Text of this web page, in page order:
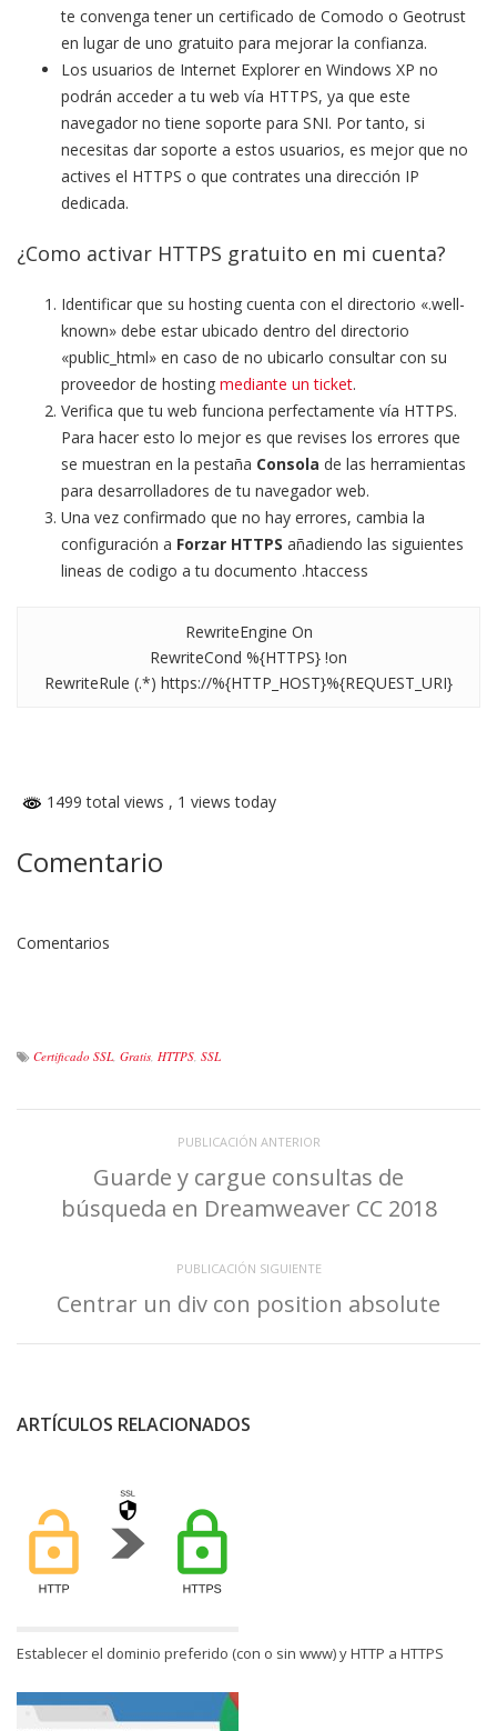
te convenga tener un certificado de Comodo o Geotrust
en lugar de uno gratuito para mejorar la confianza.
Los usuarios de Internet Explorer en Windows XP no
podrán acceder a tu web vía HTTPS, ya que este
navegador no tiene soporte para SNI. Por tanto, si
necesitas dar soporte a estos usuarios, es mejor que no
actives el HTTPS o que contrates una dirección IP
dedicada.
¿Como activar HTTPS gratuito en mi cuenta?
Identificar que su hosting cuenta con el directorio «.well-
known» debe estar ubicado dentro del directorio
«public_html» en caso de no ubicarlo consultar con su
proveedor de hosting mediante un ticket.
Verifica que tu web funciona perfectamente vía HTTPS.
Para hacer esto lo mejor es que revises los errores que
se muestran en la pestaña Consola de las herramientas
para desarrolladores de tu navegador web.
Una vez confirmado que no hay errores, cambia la
configuración a Forzar HTTPS añadiendo las siguientes
lineas de codigo a tu documento .htaccess
RewriteEngine On
RewriteCond %{HTTPS} !on
RewriteRule (.*) https://%{HTTP_HOST}%{REQUEST_URI}
1499 total views , 1 views today
Comentario
Comentarios
Certificado SSL, Gratis, HTTPS, SSL
PUBLICACIÓN ANTERIOR
Guarde y cargue consultas de
búsqueda en Dreamweaver CC 2018
PUBLICACIÓN SIGUIENTE
Centrar un div con position absolute
ARTÍCULOS RELACIONADOS
Establecer el dominio preferido (con o sin www) y HTTP a HTTPS